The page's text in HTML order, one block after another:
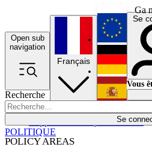
Ga
Open sub
navigation
Recherche
Se
POLICY AREAS
Économie
Français
English
Deutsch
Se
Vous
POLITIQUE